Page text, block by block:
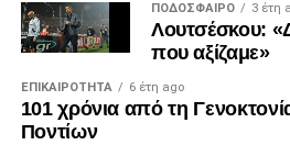
ΠΟΔΌΣΦΑΙΡΟ 3 έτη
Λουτσέσκου:
που αξίζαμε»
ΕΠΙΚΑΙΡΌΤΗΤΑ 6 έτη ago
101 χρόνια από τη
Ποντίων